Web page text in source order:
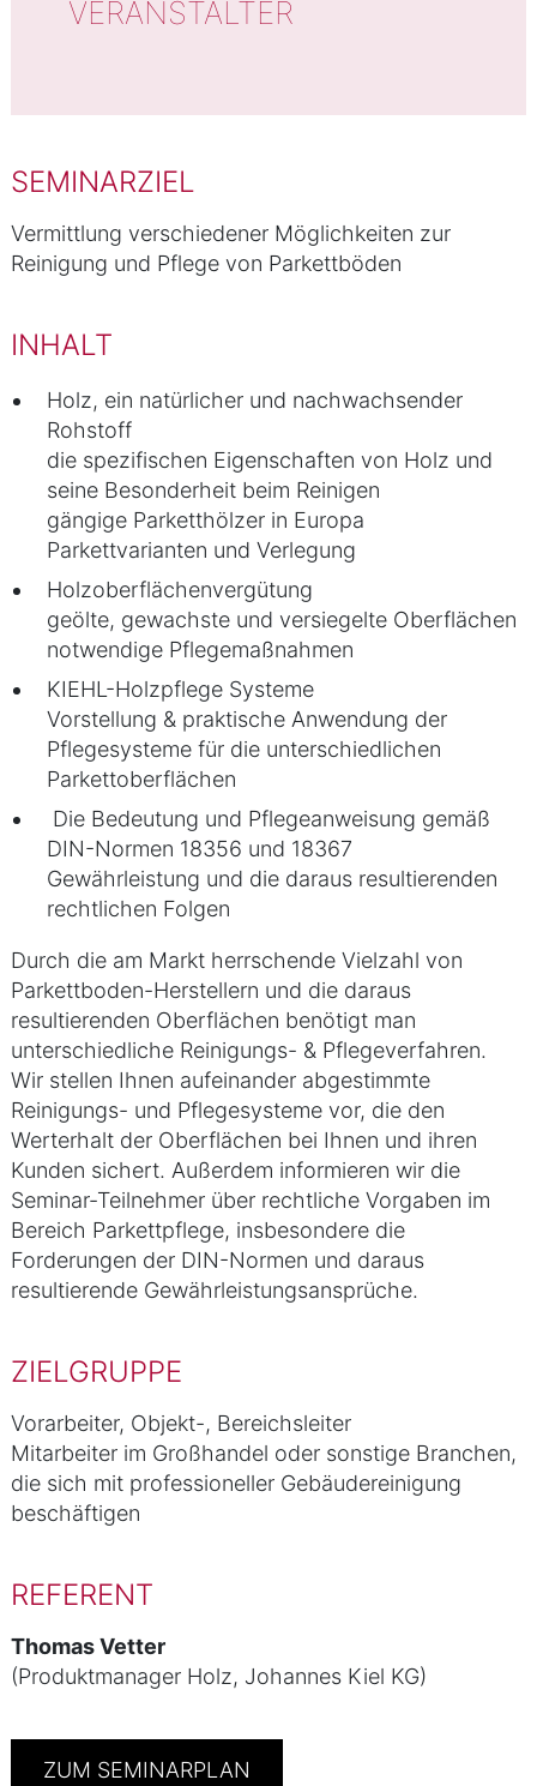
SEMINARZIEL
Vermittlung verschiedener Möglichkeiten zur
Reinigung und Pflege von Parkettböden
INHALT
Holz, ein natürlicher und nachwachsender
Rohstoff
die spezifischen Eigenschaften von Holz und
seine Besonderheit beim Reinigen
gängige Parketthölzer in Europa
Parkettvarianten und Verlegung
Holzoberflächenvergütung
geölte, gewachste und versiegelte Oberflächen
notwendige Pflegemaßnahmen
KIEHL-Holzpflege Systeme
Vorstellung & praktische Anwendung der
Pflegesysteme für die unterschiedlichen
Parkettoberflächen
Die Bedeutung und Pflegeanweisung gemäß
DIN-Normen 18356 und 18367
Gewährleistung und die daraus resultierenden
rechtlichen Folgen
Durch die am Markt herrschende Vielzahl von
Parkettboden-Herstellern und die daraus
resultierenden Oberflächen benötigt man
unterschiedliche Reinigungs- & Pflegeverfahren.
Wir stellen Ihnen aufeinander abgestimmte
Reinigungs- und Pflegesysteme vor, die den
Werterhalt der Oberflächen bei Ihnen und ihren
Kunden sichert. Außerdem informieren wir die
Seminar-Teilnehmer über rechtliche Vorgaben im
Bereich Parkettpflege, insbesondere die
Forderungen der DIN-Normen und daraus
resultierende Gewährleistungsansprüche.
ZIELGRUPPE
Vorarbeiter, Objekt-, Bereichsleiter
Mitarbeiter im Großhandel oder sonstige Branchen,
die sich mit professioneller Gebäudereinigung
beschäftigen
REFERENT
Thomas Vetter
(Produktmanager Holz, Johannes Kiel KG)
ZUM SEMINARPLAN
VERANSTALTER